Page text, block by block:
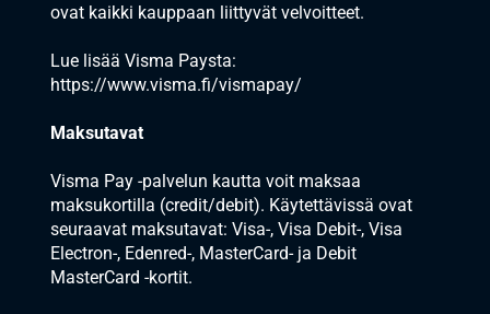
ovat kaikki kauppaan liittyvät velvoitteet.
Lue lisää Visma Paysta:
https://www.visma.fi/vismapay/
Maksutavat
Visma Pay -palvelun kautta voit maksaa
maksukortilla (credit/debit). Käytettävissä ovat
seuraavat maksutavat: Visa-, Visa Debit-, Visa
Electron-, Edenred-, MasterCard- ja Debit
MasterCard -kortit.